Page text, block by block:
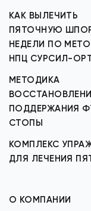
КАК ВЫЛЕЧИТЬ
ПЯТОЧНУЮ
НЕДЕЛИ ПО
НПЦ СУРСИЛ-
МЕТОДИКА
ПОДДЕРЖАНИЯ
СТОПЫ
КОМПЛЕКС
ДЛЯ ЛЕЧЕНИЯ
О КОМПАНИИ